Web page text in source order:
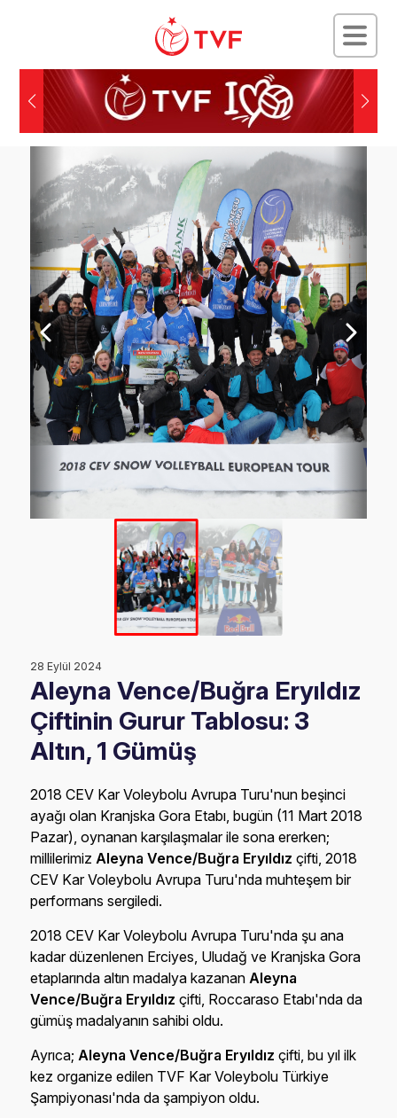
28 Eylül 2024
Aleyna Vence/Buğra Eryıldız
Çiftinin Gurur Tablosu: 3
Altın, 1 Gümüş
2018 CEV Kar Voleybolu Avrupa Turu'nun beşinci
ayağı olan Kranjska Gora Etabı, bugün (11 Mart 2018
Pazar), oynanan karşılaşmalar ile sona ererken;
millilerimizAleyna Vence/Buğra Eryıldızçifti, 2018
CEV Kar Voleybolu Avrupa Turu'nda muhteşem bir
performans sergiledi.
2018 CEV Kar Voleybolu Avrupa Turu'nda şu ana
kadar düzenlenen Erciyes, Uludağ ve Kranjska Gora
etaplarında altın madalya kazananAleyna
Vence/Buğra Eryıldızçifti, Roccaraso Etabı'nda da
gümüş madalyanın sahibi oldu.
Ayrıca;Aleyna Vence/Buğra Eryıldızçifti, bu yıl ilk
kez organize edilen TVF Kar Voleybolu Türkiye
Şampiyonası'nda da şampiyon oldu.